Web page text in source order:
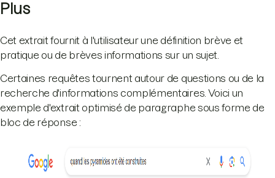
Plus
Cet extrait fournit à l'utilisateur une définition brève et
pratique ou de brèves informations sur un sujet.
Certaines requêtes tournent autour de questions ou de la
recherche d'informations complémentaires. Voici un
exemple d'extrait optimisé de paragraphe sous forme de
bloc de réponse :